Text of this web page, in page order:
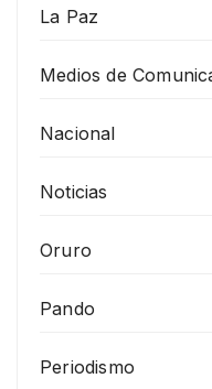
La Paz
Medios de
Nacional
Noticias
Oruro
Pando
Periodismo